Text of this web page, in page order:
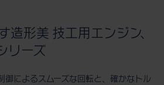
造形美 技工用エンジン、
リーズ
御によるスムーズな回転と、確かなトル